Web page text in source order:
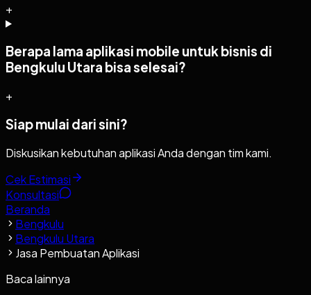
+
Berapa lama aplikasi mobile untuk bisnis di
Bengkulu Utara bisa selesai?
+
Siap mulai dari sini?
Diskusikan kebutuhan aplikasi Anda dengan tim kami.
Cek Estimasi
Konsultasi
Beranda
Bengkulu
Bengkulu Utara
Jasa Pembuatan Aplikasi
Baca lainnya